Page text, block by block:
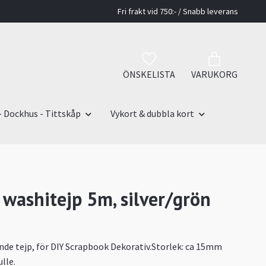
Fri frakt vid 750:- / Snabb leverans
ÖNSKELISTA VARUKORG
Dockhus - Tittskåp
Vykort & dubbla kort
5m, silver/grön
tejp, för DIY Scrapbook Dekorativ.Storlek: ca 15mm